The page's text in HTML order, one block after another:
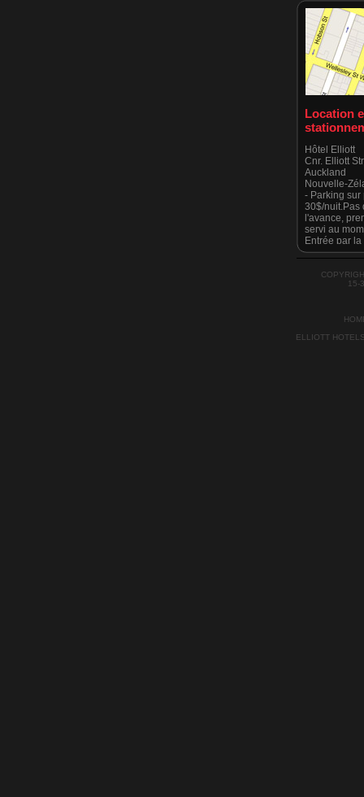
Location
Hôtel Elliott
Cnr. Elliott
Auckland
Nouvelle-
- Parking
30$/nuit.Pas
l'avance,
servi au
Entrée par
des rues
Street est
15-
ELLIOTT